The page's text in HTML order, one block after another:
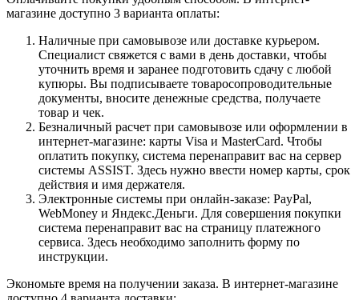
магазине доступно 3 варианта оплаты:
Наличные при самовывозе или доставке курьером.
Специалист свяжется с вами в день доставки, чтобы
уточнить время и заранее подготовить сдачу с любой
купюры. Вы подписываете товаросопроводительные
документы, вносите денежные средства, получаете
товар и чек.
Безналичный расчет при самовывозе или оформлении в
интернет-магазине: карты Visa и MasterCard. Чтобы
оплатить покупку, система перенаправит вас на сервер
системы ASSIST. Здесь нужно ввести номер карты, срок
действия и имя держателя.
Электронные системы при онлайн-заказе: PayPal,
WebMoney и Яндекс.Деньги. Для совершения покупки
система перенаправит вас на страницу платежного
сервиса. Здесь необходимо заполнить форму по
инструкции.
Экономьте время на получении заказа. В интернет-магазине